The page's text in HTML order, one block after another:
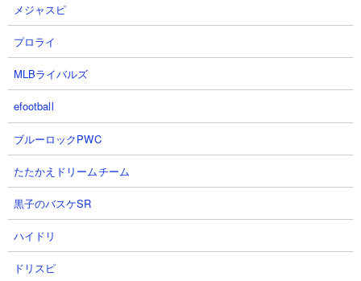
５．進撃のブラックホール極ムズ ムキあし2種だ
けで攻略
【出撃メンバー】
【攻略概要】
「ネコレンジャー」さんの攻略動画です。ネコボンとスニャイパ
ーを使用。編成はちびムキあしとムキあしの2種のみでにゃんコン
ボなどもなし。レベルやプラス値はそれなりの高水準で必要です
が、それさえ満たしていれば何も考えずにこの2種を連打するだけ
で攻略ができてしまっています。
メジャスピ
プロライ
MLBライバルズ
efootball
ブルーロックPWC
たたかえドリームチーム
黒子のバスケSR
ハイドリ
ドリスピ